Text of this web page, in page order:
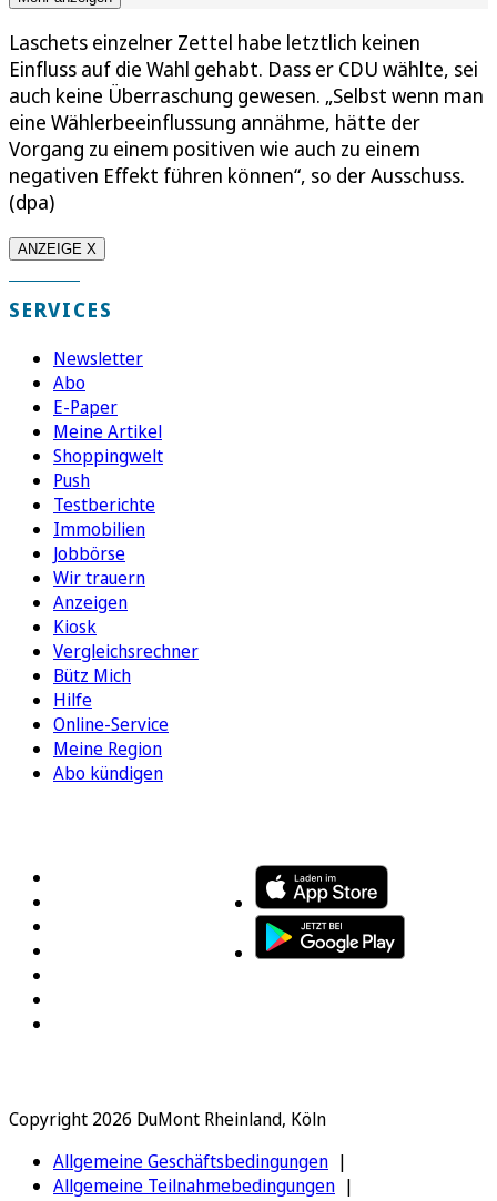
Laschets einzelner Zettel habe letztlich keinen
Einfluss auf die Wahl gehabt. Dass er CDU wählte, sei
auch keine Überraschung gewesen. „Selbst wenn man
eine Wählerbeeinflussung annähme, hätte der
Vorgang zu einem positiven wie auch zu einem
negativen Effekt führen können“, so der Ausschuss.
(dpa)
ANZEIGE X
SERVICES
Newsletter
Abo
E-Paper
Meine Artikel
Shoppingwelt
Push
Testberichte
Immobilien
Jobbörse
Wir trauern
Anzeigen
Kiosk
Vergleichsrechner
Bütz Mich
Hilfe
Online-Service
Meine Region
Abo kündigen
Copyright 2026 DuMont Rheinland, Köln
Allgemeine Geschäftsbedingungen
Allgemeine Teilnahmebedingungen